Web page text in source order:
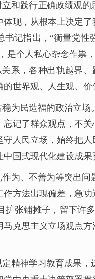
和践行正确政绩观
现，从根本上决定
记指出，“衡量党
是个人私心杂念作
系，各种出轨越界
世界观、人生观、
为民造福的政治立
记了群众观点，不
人民立场，始终把
国式现代化建设成果
为、不善为等突出
方法出现偏差，急
扩张铺摊子，留下许
克思主义立场观点
精神学习教育成果